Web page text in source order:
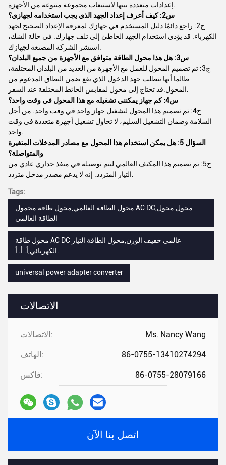
الاتصالات
الاتصالات: Ms. Nancy Wang
الهاتف: 86-0755-13410274294
فاكس: 86-0755-28079166
اتصل بنا الآن
إعدادات متعددة بينها لاستيعاب مجموعة متنوعة من الأجهزة.
س2: كيف أعرف إعداد الجهد الذي يجب استخدامه لجهازي؟
ج2: راجع دائمًا دليل المستخدم في جهازك لمعرفة الإعداد الصحيح لجهد
الكهرباء. قد يؤدي استخدام الجهد الخاطئ إلى تلف جهازك. في حالة الشك،
استشر الشركة المصنعة لجهازك.
س3: هل هذا محول الطاقة متوافق مع الأجهزة من جميع البلدان؟
ج3: تم تصميم المحول للعمل مع الأجهزة من العديد من البلدان المختلفة،
طالما أنها تتطلب جهد الدخول الذي يقع ضمن النطاق المدعوم من
المحول.قد تحتاج إلى محول لمقابس الحائط المختلفة عند السفر.
س4: كم جهاز يمكنني تشغيله مع هذا المحول في وقت واحد؟
ج4: تم تصميم هذا المحول لتشغيل جهاز واحد في وقت واحد. من أجل
السلامة وضمان التشغيل السليم، لا تحاول تشغيل أجهزة متعددة في وقت
واحد.
السؤال 5: هل يمكن استخدام هذا المحول مع مصادر المدخلات المتغيرة
والمتواصلة؟
ج5: تم تصميم هذا المكيف العالمي ليتم توصيله في منفذ جداري عادي من
التيار المتردد. إنه لا يدعم مصدر مدخل متردد.
Tags:
محول الطاقة العالمي,محول طاقة محمول AC DC,محول محول
الطاقة العالمي
محول طاقة AC DC عالمي خفيف الوزن,محول الطاقة التيار
universal power adapter converter